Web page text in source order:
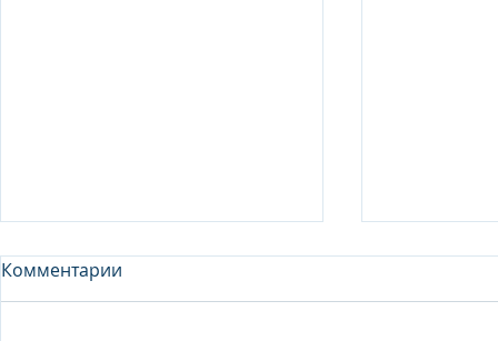
Комментарии